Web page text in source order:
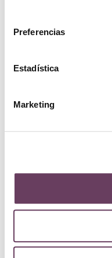
Preferencias
Estadística
Marketing